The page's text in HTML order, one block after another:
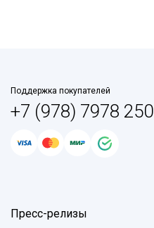
Поддержка покупателей
+7 (978) 7978 250
Пресс-релизы